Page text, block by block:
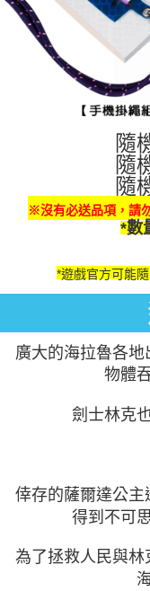
隨
隨
隨
※沒有必送品項，請
*數
*遊戲官方可能
廣大的海拉魯各
物體
劍士林克
倖存的薩爾達公
得到不可
為了拯救人民與林